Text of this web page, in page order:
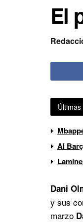
El
Al
Dani
y sus
marzo